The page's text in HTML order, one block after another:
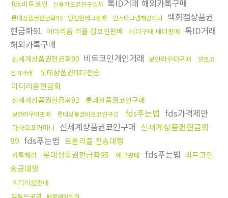
fds비트코인 신용카드코인구입처 톡ID거래 해외카톡구매
롯데상품권현금화93 안전한에그판매 인스타그램해킹의뢰
백화점상품권
현금화91 이더리움 리플 잡코인판매 테더구매 테더판매 톡ID거래
해외카톡구매
신세계상품권현금화90 비트코인개인거래 보안라우터구매
알트코
인퀵거래
롯데상품권테더전송
이더리움현금화
신세계상품권현금화92 롯데상품권코인구매
보안라우터판매 롯데상품권비트코인구입 fds푸는법 fds가격제안
다바오포커머니 신세계상품권코인구매 신세계상품권현금화
99 fds푸는법 트론리플 전송대행
카톡해킹 롯데상품권현금화95 에그판매 fds푸는법 비트코인
송금대행
이더리움판매
유튜브공격
페북해킹의뢰